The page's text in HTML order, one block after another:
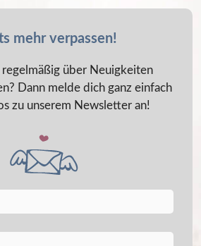
mehr verpassen!
über Neuigkeiten
Dann melde dich ganz einfach
zu unserem Newsletter an!